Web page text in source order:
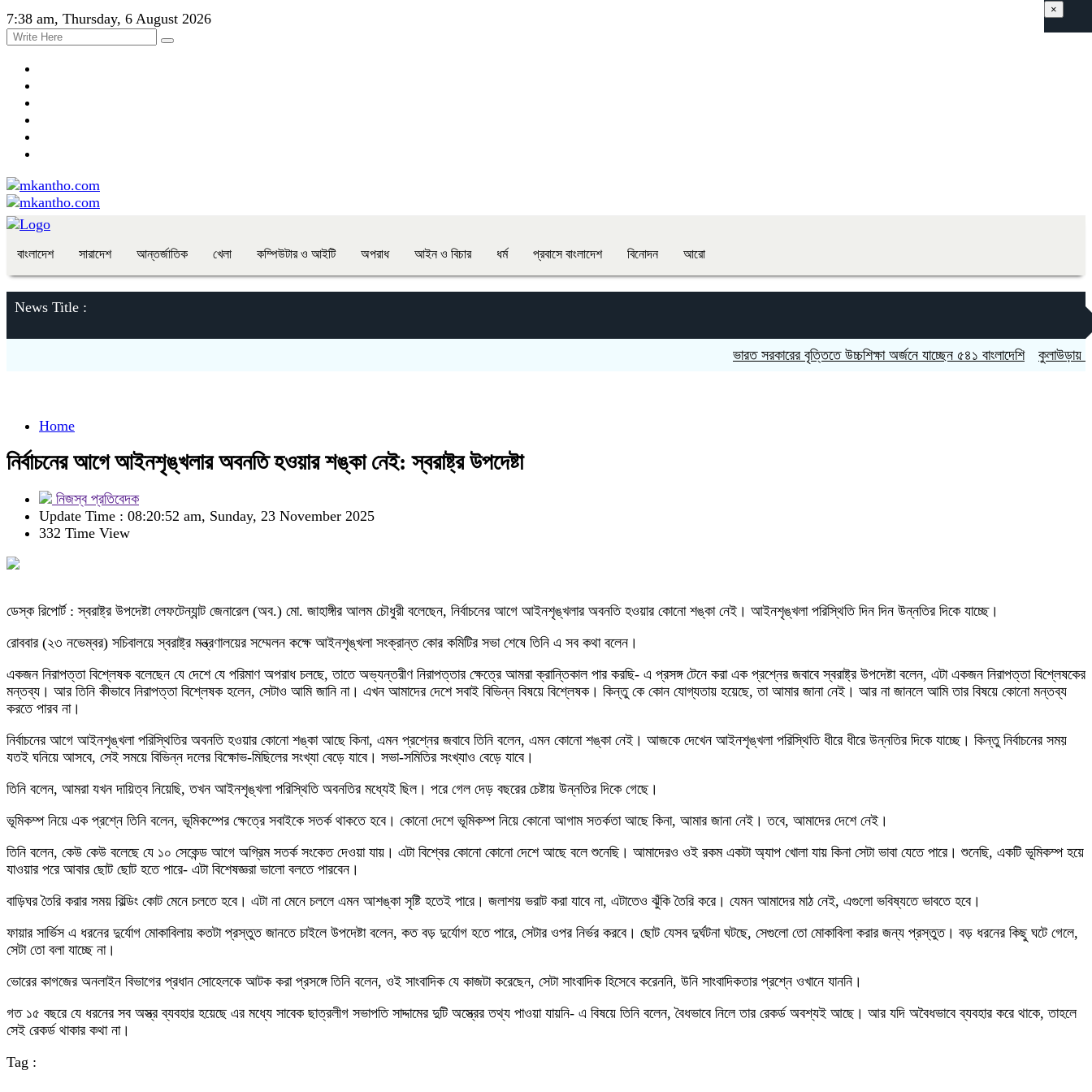
7:38 am, Thursday, 6 August 2026
বাংলাদেশ সারাদেশ আন্তর্জাতিক খেলা কম্পিউটার ও আইটি অপরাধ আইন ও বিচার ধর্ম প্রবাসে বাংলাদেশ বিনোদন আরো
News Title :
ভারত সরকারের বৃত্তিতে উচ্চশিক্ষা অর্জনে যাচ্ছেন ৫৪১ বাংলাদেশি কুলাউড়ায় চুরির
×
Home
নির্বাচনের আগে আইনশৃঙ্খলার অবনতি হওয়ার শঙ্কা নেই: স্বরাষ্ট্র উপদেষ্টা
নিজস্ব প্রতিবেদক
Update Time : 08:20:52 am, Sunday, 23 November 2025
332 Time View
ডেস্ক রিপোর্ট : স্বরাষ্ট্র উপদেষ্টা লেফটেন্যান্ট জেনারেল (অব.) মো. জাহাঙ্গীর আলম চৌধুরী বলেছেন, নির্বাচনের আগে আইনশৃঙ্খলার অবনতি হওয়ার কোনো শঙ্কা নেই। আইনশৃঙ্খলা পরিস্থিতি দিন দিন উন্নতির দিকে যাচ্ছে।
রোববার (২৩ নভেম্বর) সচিবালয়ে স্বরাষ্ট্র মন্ত্রণালয়ের সম্মেলন কক্ষে আইনশৃঙ্খলা সংক্রান্ত কোর কমিটির সভা শেষে তিনি এ সব কথা বলেন।
একজন নিরাপত্তা বিশ্লেষক বলেছেন যে দেশে যে পরিমাণ অপরাধ চলছে, তাতে অভ্যন্তরীণ নিরাপত্তার ক্ষেত্রে আমরা ক্রান্তিকাল পার করছি- এ প্রসঙ্গ টেনে করা এক প্রশ্নের জবাবে স্বরাষ্ট্র উপদেষ্টা বলেন, এটা একজন নিরাপত্তা বিশ্লেষকের
মন্তব্য। আর তিনি কীভাবে নিরাপত্তা বিশ্লেষক হলেন, সেটাও আমি জানি না। এখন আমাদের দেশে সবাই বিভিন্ন বিষয়ে বিশ্লেষক। কিন্তু কে কোন যোগ্যতায় হয়েছে, তা আমার জানা নেই। আর না জানলে আমি তার বিষয়ে কোনো মন্তব্য
করতে পারব না।
নির্বাচনের আগে আইনশৃঙ্খলা পরিস্থিতির অবনতি হওয়ার কোনো শঙ্কা আছে কিনা, এমন প্রশ্নের জবাবে তিনি বলেন, এমন কোনো শঙ্কা নেই। আজকে দেখেন আইনশৃঙ্খলা পরিস্থিতি ধীরে ধীরে উন্নতির দিকে যাচ্ছে। কিন্তু নির্বাচনের সময়
যতই ঘনিয়ে আসবে, সেই সময়ে বিভিন্ন দলের বিক্ষোভ-মিছিলের সংখ্যা বেড়ে যাবে। সভা-সমিতির সংখ্যাও বেড়ে যাবে।
তিনি বলেন, আমরা যখন দায়িত্ব নিয়েছি, তখন আইনশৃঙ্খলা পরিস্থিতি অবনতির মধ্যেই ছিল। পরে গেল দেড় বছরের চেষ্টায় উন্নতির দিকে গেছে।
ভূমিকম্প নিয়ে এক প্রশ্নে তিনি বলেন, ভূমিকম্পের ক্ষেত্রে সবাইকে সতর্ক থাকতে হবে। কোনো দেশে ভূমিকম্প নিয়ে কোনো আগাম সতর্কতা আছে কিনা, আমার জানা নেই। তবে, আমাদের দেশে নেই।
তিনি বলেন, কেউ কেউ বলেছে যে ১০ সেকেন্ড আগে অগ্রিম সতর্ক সংকেত দেওয়া যায়। এটা বিশ্বের কোনো কোনো দেশে আছে বলে শুনেছি। আমাদেরও ওই রকম একটা অ্যাপ খোলা যায় কিনা সেটা ভাবা যেতে পারে। শুনেছি, একটি ভূমিকম্প হয়ে
যাওয়ার পরে আবার ছোট ছোট হতে পারে- এটা বিশেষজ্ঞরা ভালো বলতে পারবেন।
বাড়িঘর তৈরি করার সময় বিল্ডিং কোট মেনে চলতে হবে। এটা না মেনে চললে এমন আশঙ্কা সৃষ্টি হতেই পারে। জলাশয় ভরাট করা যাবে না, এটাতেও ঝুঁকি তৈরি করে। যেমন আমাদের মাঠ নেই, এগুলো ভবিষ্যতে ভাবতে হবে।
ফায়ার সার্ভিস এ ধরনের দুর্যোগ মোকাবিলায় কতটা প্রস্তুত জানতে চাইলে উপদেষ্টা বলেন, কত বড় দুর্যোগ হতে পারে, সেটার ওপর নির্ভর করবে। ছোট যেসব দুর্ঘটনা ঘটছে, সেগুলো তো মোকাবিলা করার জন্য প্রস্তুত। বড় ধরনের কিছু ঘটে গেলে,
সেটা তো বলা যাচ্ছে না।
ভোরের কাগজের অনলাইন বিভাগের প্রধান সোহেলকে আটক করা প্রসঙ্গে তিনি বলেন, ওই সাংবাদিক যে কাজটা করেছেন, সেটা সাংবাদিক হিসেবে করেননি, উনি সাংবাদিকতার প্রশ্নে ওখানে যাননি।
গত ১৫ বছরে যে ধরনের সব অস্ত্র ব্যবহার হয়েছে এর মধ্যে সাবেক ছাত্রলীগ সভাপতি সাদ্দামের দুটি অস্ত্রের তথ্য পাওয়া যায়নি- এ বিষয়ে তিনি বলেন, বৈধভাবে নিলে তার রেকর্ড অবশ্যই আছে। আর যদি অবৈধভাবে ব্যবহার করে থাকে, তাহলে
সেই রেকর্ড থাকার কথা না।
Tag :